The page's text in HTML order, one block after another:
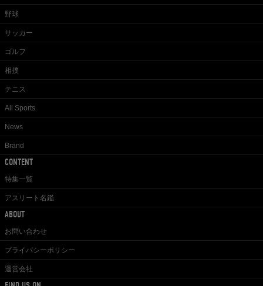
野球
サッカー
ゴルフ
相撲
テニス
All Sports
News
Brand
CONTENT
特集一覧
アスリート名鑑
ABOUT
お問い合わせ
プライバシーポリシー
運営会社